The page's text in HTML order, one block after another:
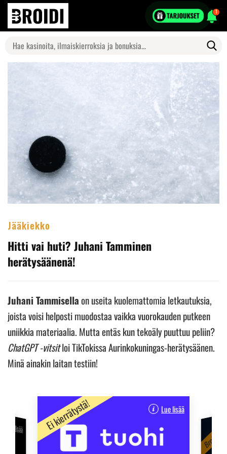
1
Search
for:
Jääkiekko
Hitti vai huti? Juhani Tamminen
herätysäänenä!
Juhani Tammisellaon useita kuolemattomia letkautuksia,
joista voisi helposti muodostaa vaikka vuorokauden putkeen
uniikkia materiaalia. Mutta entäs kun tekoäly puuttuu peliin?
ChatGPT -vitsitloi TikTokissa Aurinkokuningas-herätysäänen.
Minä ainakin laitan testiin!
Lue lisää
Lue lisää
Ei kierrätystä!